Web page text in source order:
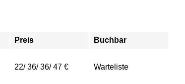
Preis Buchbar
22/ 36/ 36/ 47 € Warteliste